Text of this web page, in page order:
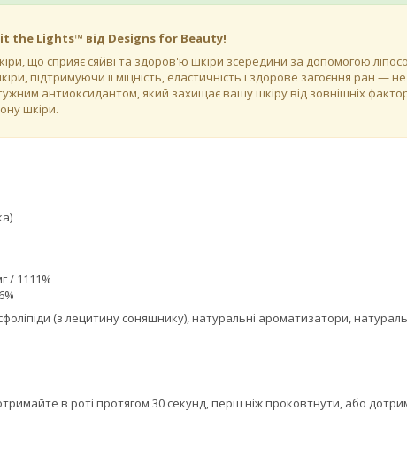
the Lights™ від Designs for Beauty!
що сприяє сяйві та здоров'ю шкіри зсередини за допомогою
підтримуючи її міцність, еластичність і здорове загоєння ран —
антиоксидантом, який захищає вашу шкіру від зовнішніх
шкіри.
/ 1111%
(з лецитину соняшнику), натуральні ароматизатори,
в роті протягом 30 секунд, перш ніж проковтнути, або